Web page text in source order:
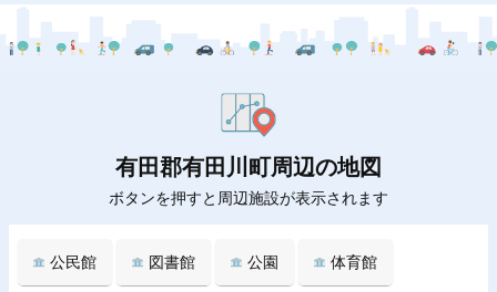
有田郡有田川町周辺の地図
ボタンを押すと周辺施設が表示されます
公民館 図書館 公園 体育館